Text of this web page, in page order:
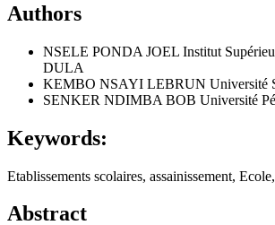
Authors
NSELE PONDA JOEL Institut
DULA
KEMBO NSAYI LEBRUN Université
SENKER NDIMBA BOB Université
Keywords:
Etablissements scolaires, assainissement,
Abstract